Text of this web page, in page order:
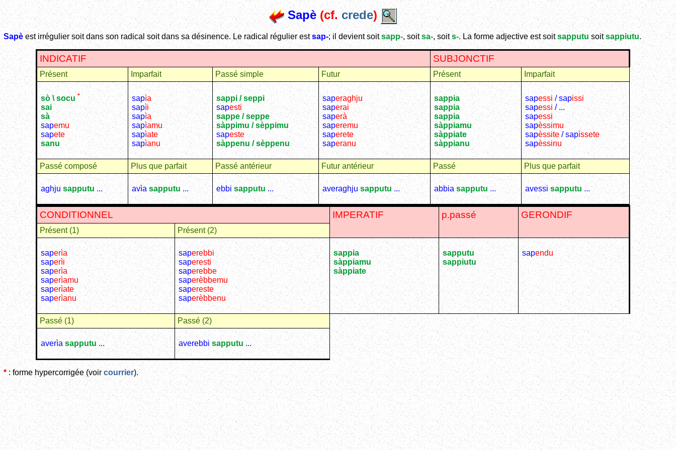
Sapè(cf.crede)
Sapèest irrégulier soit dans son radical soit dans sa désinence. Le radical régulier estsap-; il devient soitsapp-, soitsa-, soits-. La forme adjective est soitsapputu soitsappiutu.
INDICATIF SUBJONCTIF
Présent Imparfait Passé simple Futur Présent Imparfait
sò \ socu*
sai
sà
sapemu
sapete
sanu
sapìa
sapìi
sapìa
sapìamu
sapìate
sapìanu
sappi / seppi
sapesti
sappe / seppe
sàppimu / sèppimu
sapeste
sàppenu / sèppenu
saperaghju
saperai
saperà
saperemu
saperete
saperanu
sappia
sappia
sappia
sàppiamu
sàppiate
sàppianu
sapessi/ sapissi
sapessi / ...
sapessi
sapèssimu
sapèssite/ sapìssete
sapèssinu
Passé composé Plus que parfait Passé antérieur Futur antérieur Passé Plus que parfait
aghju sapputu... avìasapputu ... ebbisapputu... averaghjusapputu... abbiasapputu ... avessisapputu ...
CONDITIONNEL IMPERATIF p.passé GERONDIF
Présent (1) Présent (2)
saperìa
saperìi
saperìa
saperìamu
saperìate
saperìanu
saperebbi
saperesti
saperebbe
saperèbbemu
sapereste
saperèbbenu
sappia
sàppiamu
sàppiate
sapputu
sappiutu
sapendu
Passé (1) Passé (2)
averìasapputu ... averebbisapputu...
*: forme hypercorrigée (voircourrier).